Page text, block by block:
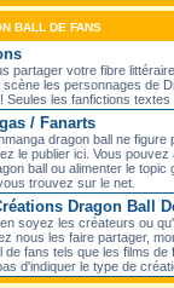
BALL DE FANS
partager votre fibre
scène les personnages de
Seules les fanfictions textes
/ Fanarts
dragon ball ne
le publier ici. Vous
ball ou alimenter le
trouvez sur le net.
Dragon Ball
soyez les créateurs ou
nous les faire partager,
de fans tels que les films
d'indiquer le type de